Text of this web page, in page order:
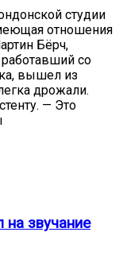
студии
отношения
Бёрч,
со
вышел из
дрожали.
— Это
на звучание